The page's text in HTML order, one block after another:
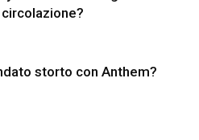
storto con Anthem?